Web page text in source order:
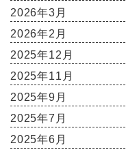
2026年3月
2026年2月
2025年12月
2025年11月
2025年9月
2025年7月
2025年6月